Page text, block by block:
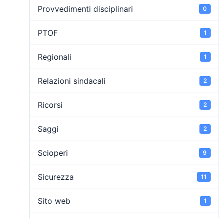
Provvedimenti disciplinari 0
PTOF 1
Regionali 1
Relazioni sindacali 2
Ricorsi 2
Saggi 2
Scioperi 9
Sicurezza 11
Sito web 1